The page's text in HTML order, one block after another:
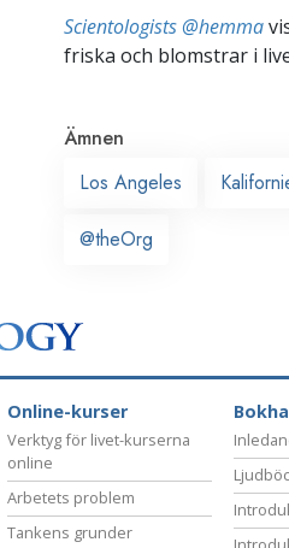
Scientologists @hemma
friska och blomstrar i
Ämnen
Los Angeles
@theOrg
Online-kurser
Verktyg för livet-kurserna
online
Arbetets problem
Tankens grunder